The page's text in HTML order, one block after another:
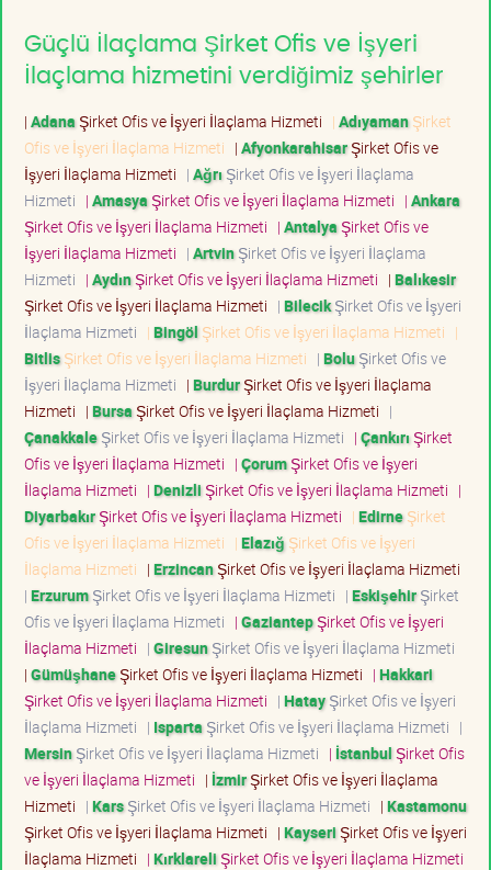
Güçlü İlaçlama Şirket Ofis ve İşyeri
İlaçlama hizmetini verdiğimiz şehirler
| AdanaŞirket Ofis ve İşyeri İlaçlama Hizmeti | AdıyamanŞirket
Ofis ve İşyeri İlaçlama Hizmeti | AfyonkarahisarŞirket Ofis ve
İşyeri İlaçlama Hizmeti | Ağrı Şirket Ofis ve İşyeri İlaçlama
Hizmeti | AmasyaŞirket Ofis ve İşyeri İlaçlama Hizmeti | Ankara
Şirket Ofis ve İşyeri İlaçlama Hizmeti | AntalyaŞirket Ofis ve
İşyeri İlaçlama Hizmeti | ArtvinŞirket Ofis ve İşyeri İlaçlama
Hizmeti | AydınŞirket Ofis ve İşyeri İlaçlama Hizmeti | Balıkesir
Şirket Ofis ve İşyeri İlaçlama Hizmeti | BilecikŞirket Ofis ve İşyeri
İlaçlama Hizmeti | Bingöl Şirket Ofis ve İşyeri İlaçlama Hizmeti |
BitlisŞirket Ofis ve İşyeri İlaçlama Hizmeti | BoluŞirket Ofis ve
İşyeri İlaçlama Hizmeti | BurdurŞirket Ofis ve İşyeri İlaçlama
Hizmeti | BursaŞirket Ofis ve İşyeri İlaçlama Hizmeti |
ÇanakkaleŞirket Ofis ve İşyeri İlaçlama Hizmeti | ÇankırıŞirket
Ofis ve İşyeri İlaçlama Hizmeti | ÇorumŞirket Ofis ve İşyeri
İlaçlama Hizmeti | DenizliŞirket Ofis ve İşyeri İlaçlama Hizmeti |
DiyarbakırŞirket Ofis ve İşyeri İlaçlama Hizmeti | EdirneŞirket
Ofis ve İşyeri İlaçlama Hizmeti | Elazığ Şirket Ofis ve İşyeri
İlaçlama Hizmeti | ErzincanŞirket Ofis ve İşyeri İlaçlama Hizmeti
| ErzurumŞirket Ofis ve İşyeri İlaçlama Hizmeti | EskişehirŞirket
Ofis ve İşyeri İlaçlama Hizmeti | GaziantepŞirket Ofis ve İşyeri
İlaçlama Hizmeti | GiresunŞirket Ofis ve İşyeri İlaçlama Hizmeti
| GümüşhaneŞirket Ofis ve İşyeri İlaçlama Hizmeti | Hakkari
Şirket Ofis ve İşyeri İlaçlama Hizmeti | HatayŞirket Ofis ve İşyeri
İlaçlama Hizmeti | Isparta Şirket Ofis ve İşyeri İlaçlama Hizmeti |
MersinŞirket Ofis ve İşyeri İlaçlama Hizmeti | İstanbulŞirket Ofis
ve İşyeri İlaçlama Hizmeti | İzmirŞirket Ofis ve İşyeri İlaçlama
Hizmeti | KarsŞirket Ofis ve İşyeri İlaçlama Hizmeti | Kastamonu
Şirket Ofis ve İşyeri İlaçlama Hizmeti | KayseriŞirket Ofis ve İşyeri
İlaçlama Hizmeti | KırklareliŞirket Ofis ve İşyeri İlaçlama Hizmeti